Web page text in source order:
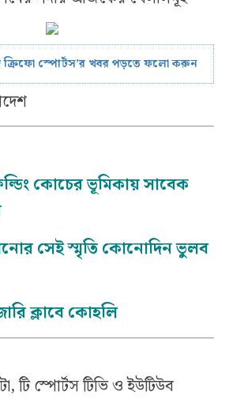
স্পোর্টস’র খবর পড়তে ফলো করুন
কোচের ভূমিকায় সাবেক
সেই স্মৃতি কোনোদিন ভুলব
ক্লাবে কোহলি
টি স্পোর্টস টিভি ও ইউটিউব